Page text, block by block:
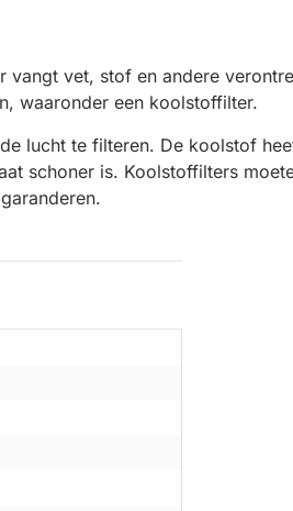
vet, stof en andere
waaronder een koolstoffilter.
lucht te filteren. De koolstof
schoner is. Koolstoffilters